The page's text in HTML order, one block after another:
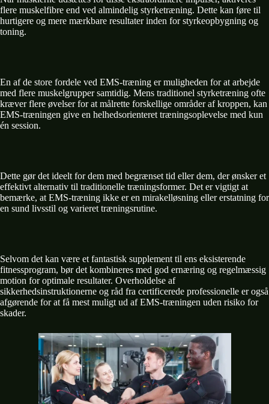
flere muskelfibre end ved almindelig styrketræning. Dette kan føre til
hurtigere og mere mærkbare resultater inden for styrkeopbygning og
toning.
En af de store fordele ved EMS-træning er muligheden for at arbejde
med flere muskelgrupper samtidig. Mens traditionel styrketræning ofte
kræver flere øvelser for at målrette forskellige områder af kroppen, kan
EMS-træningen give en helhedsorienteret træningsoplevelse med kun
én session.
Dette gør det ideelt for dem med begrænset tid eller dem, der ønsker et
effektivt alternativ til traditionelle træningsformer. Det er vigtigt at
bemærke, at EMS-træning ikke er en mirakelløsning eller erstatning for
en sund livsstil og varieret træningsrutine.
Selvom det kan være et fantastisk supplement til ens eksisterende
fitnessprogram, bør det kombineres med god ernæring og regelmæssig
motion for optimale resultater. Overholdelse af
sikkerhedsinstruktionerne og råd fra certificerede professionelle er også
afgørende for at få mest muligt ud af EMS-træningen uden risiko for
skader.